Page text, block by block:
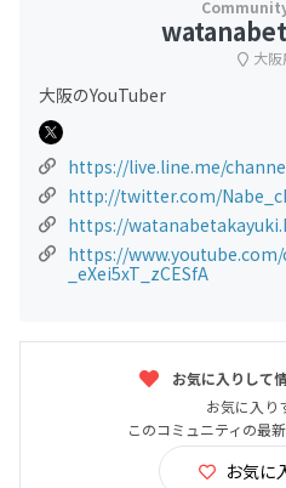
大阪
大阪のYouTuber
https://live.line.me/
http://twitter.com/
https://
https://www.youtube.com/
_eXei5xT_zCESfA
お気に入りして
お気に入り
このコミュニティの最
お気に